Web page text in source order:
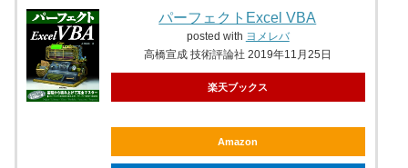
パーフェクトExcel VBA
posted with ヨメレバ
高橋宣成 技術評論社 2019年11月25日
楽天ブックス
Amazon